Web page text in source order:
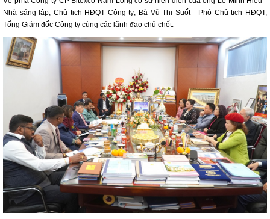
Nhà sáng lập, Chủ tịch HĐQT Công ty; Bà Vũ Thị Suốt - Phó Chủ tịch HĐQT,
Tổng Giám đốc Công ty cùng các lãnh đạo chủ chốt.